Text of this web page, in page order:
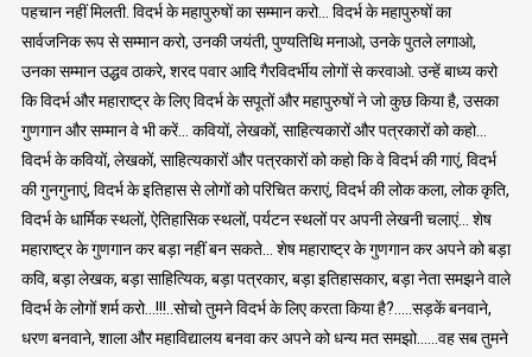
पहचान नहीं मिलती. विदर्भ के महापुरुषों का सम्मान करो… विदर्भ के महापुरुषों का
सार्वजनिक रूप से सम्मान करो, उनकी जयंती, पुण्यतिथि मनाओ, उनके पुतले लगाओ,
उनका सम्मान उद्धव ठाकरे, शरद पवार आदि गैरविदर्भीय लोगों से करवाओ. उन्हें बाध्य करो
कि विदर्भ और महाराष्ट्र के लिए विदर्भ के सपूतों और महापुरुषों ने जो कुछ किया है, उसका
गुणगान और सम्मान वे भी करें… कवियों, लेखकों, साहित्यकारों और पत्रकारों को कहो…
विदर्भ के कवियों, लेखकों, साहित्यकारों और पत्रकारों को कहो कि वे विदर्भ की गाएं, विदर्भ
की गुनगुनाएं, विदर्भ के इतिहास से लोगों को परिचित कराएं, विदर्भ की लोक कला, लोक कृति,
विदर्भ के धार्मिक स्थलों, ऐतिहासिक स्थलों, पर्यटन स्थलों पर अपनी लेखनी चलाएं… शेष
महाराष्ट्र के गुणगान कर बड़ा नहीं बन सकते… शेष महाराष्ट्र के गुणगान कर अपने को बड़ा
कवि, बड़ा लेखक, बड़ा साहित्यिक, बड़ा पत्रकार, बड़ा इतिहासकार, बड़ा नेता समझने वाले
विदर्भ के लोगों शर्म करो…!!!..सोचो तुमने विदर्भ के लिए करता किया है?…..सड़कें बनवाने,
धरण बनवाने, शाला और महाविद्यालय बनवा कर अपने को धन्य मत समझो……वह सब तुमने